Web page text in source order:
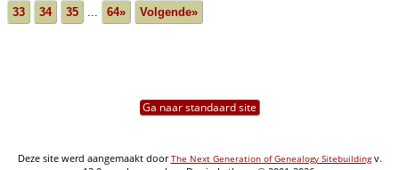
33 34 35 ... 64» Volgende»
Ga naar standaard site
Deze site werd aangemaakt doorThe Next Generation of Genealogy Sitebuildingv.